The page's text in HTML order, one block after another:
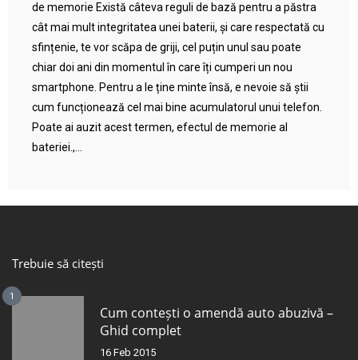
de memorie Există câteva reguli de bază pentru a păstra
cât mai mult integritatea unei baterii, și care respectată cu
sfințenie, te vor scăpa de griji, cel puțin unul sau poate
chiar doi ani din momentul în care îți cumperi un nou
smartphone. Pentru a le ține minte însă, e nevoie să știi
cum funcționează cel mai bine acumulatorul unui telefon.
Poate ai auzit acest termen, efectul de memorie al
bateriei.,...
Trebuie să citești
1
Cum contești o amendă auto abuzivă –
Ghid complet
16 Feb 2015